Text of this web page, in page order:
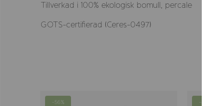
Tillverkad i 100% ekologisk bomull, percale
GOTS-certifierad (Ceres-0497)
-56% -48%